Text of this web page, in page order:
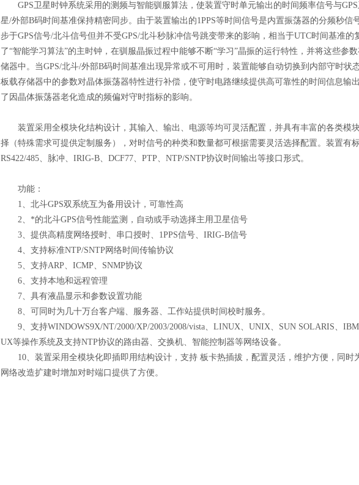
GPS卫星时钟系统采用的测频与智能驯服算法，使装置守时单元输出的时间频率信号与GPS
星/外部B码时间基准保持精密同步。由于装置输出的1PPS等时间信号是内置振荡器的分频秒信
步于GPS信号/北斗信号但并不受GPS/北斗秒脉冲信号跳变带来的影响，相当于UTC时间基准的
了“智能学习算法”的主时钟，在驯服晶振过程中能够不断“学习”晶振的运行特性，并将这些参
储器中。当GPS/北斗/外部B码时间基准出现异常或不可用时，装置能够自动切换到内部守时状
板载存储器中的参数对晶体振荡器特性进行补偿，使守时电路继续提供高可靠性的时间信息输
了因晶体振荡器老化造成的频偏对守时指标的影响。
装置采用全模块化结构设计，其输入、输出、电源等均可灵活配置，并具有丰富的各类模
择（特殊需求可提供定制服务），对时信号的种类和数量都可根据需要灵活选择配置。装置有标
RS422/485、脉冲、IRIG-B、DCF77、PTP、NTP/SNTP协议时间输出等接口形式。
功能：
1、北斗GPS双系统互为备用设计，可靠性高
2、*的北斗GPS信号性能监测，自动或手动选择主用卫星信号
3、提供高精度网络授时、串口授时、1PPS信号、IRIG-B信号
4、支持标准NTP/SNTP网络时间传输协议
5、支持ARP、ICMP、SNMP协议
6、支持本地和远程管理
7、具有液晶显示和参数设置功能
8、可同时为几十万台客户端、服务器、工作站提供时间校时服务。
9、支持WINDOWS9X/NT/2000/XP/2003/2008/vista、LINUX、UNIX、SUN SOLARIS、
UX等操作系统及支持NTP协议的路由器、交换机、智能控制器等网络设备。
10、装置采用全模块化即插即用结构设计，支持 板卡热插拔，配置灵活，维护方便，同时
网络改造扩建时增加对时端口提供了方便。